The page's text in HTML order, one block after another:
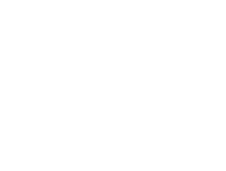
una rete globale per
necessaria per indirizzare un bonifico
per filiali diverse. In altri casi, le banche
le ultime cifre. Se il codice termina con
banca ricevente deve segnalare che non
la tua banca e chiedi di annullare la